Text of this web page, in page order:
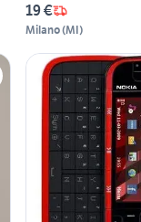
19 €
Milano(MI)